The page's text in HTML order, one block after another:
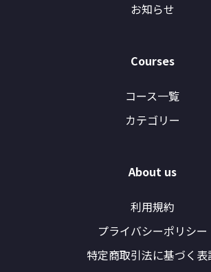
お知らせ
Courses
コース一覧
カテゴリー
About us
利用規約
プライバシーポリシー
特定商取引法に基づく表